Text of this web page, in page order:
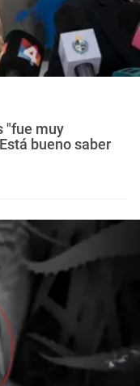
"fue muy
bueno saber